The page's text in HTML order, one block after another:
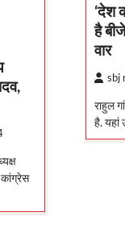
‘देश
है
वार
sbj
राहुल
है.